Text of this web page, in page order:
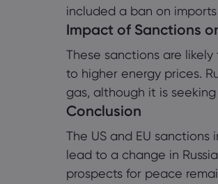
included a ban on
Impact of Sanctions
These sanctions are
to higher energy prices.
gas, although it is
Conclusion
The US and EU
lead to a change in
prospects for peace